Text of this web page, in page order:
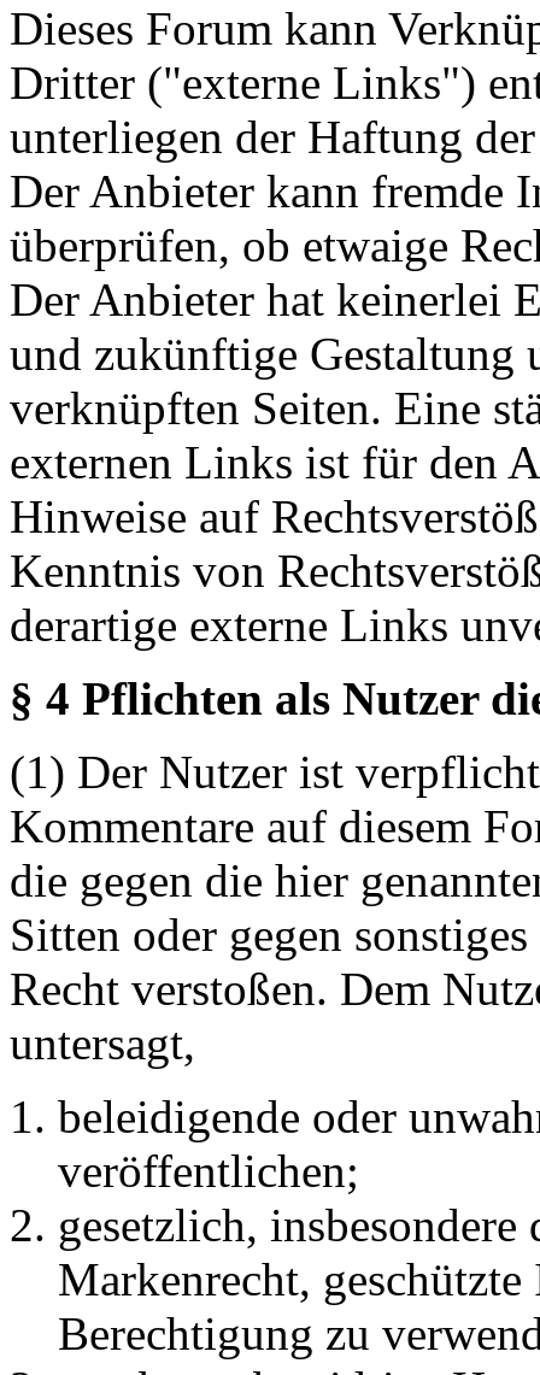
Dieses Forum kann
Dritter ("externe Links")
unterliegen der Haftung
Der Anbieter kann fremde
überprüfen, ob etwaige
Der Anbieter hat keinerlei
und zukünftige Gestaltung
verknüpften Seiten. Eine
externen Links ist für den
Hinweise auf
Kenntnis von
derartige externe Links
§ 4 Pflichten als Nutzer
(1) Der Nutzer ist
Kommentare auf diesem
die gegen die hier
Sitten oder gegen
Recht verstoßen. Dem
untersagt,
beleidigende oder
veröffentlichen;
gesetzlich,
Markenrecht, geschützte
Berechtigung zu